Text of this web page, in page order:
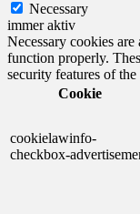
Necessary
immer aktiv
Necessary cookies
function properly.
security features of
Cookie
cookielawinfo-
checkbox-